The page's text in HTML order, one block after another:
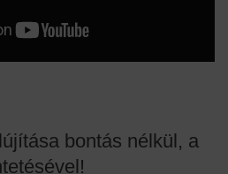
bontás nélkül, a